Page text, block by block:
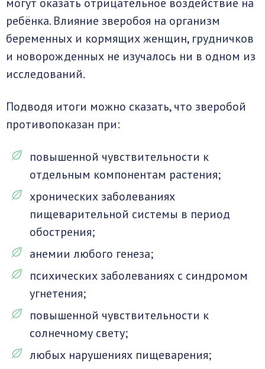
ребёнка. Влияние зверобоя на организм
беременных и кормящих женщин, грудничков
и новорожденных не изучалось ни в одном из
исследований.
Подводя итоги можно сказать, что зверобой
противопоказан при:
повышенной чувствительности к
отдельным компонентам растения;
хронических заболеваниях
пищеварительной системы в период
обострения;
анемии любого генеза;
психических заболеваниях с синдромом
угнетения;
повышенной чувствительности к
солнечному свету;
любых нарушениях пищеварения;